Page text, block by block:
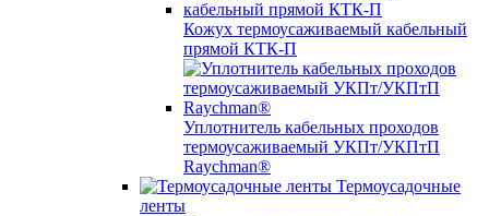
Кожух термоусаживаемый кабельный
прямой КТК-П
Уплотнитель кабельных проходов
термоусаживаемый УКПт/УКПтП
Raychman®
Термоусадочные
ленты